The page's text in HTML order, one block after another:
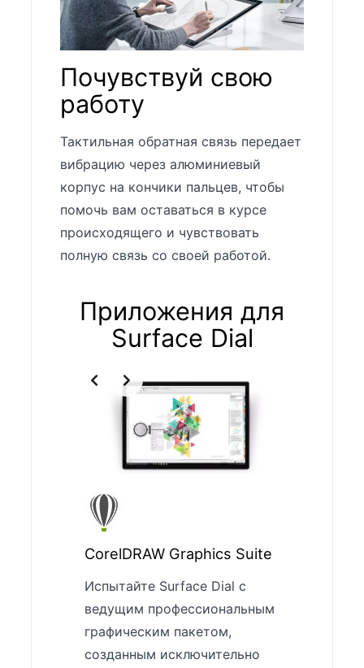
Почувствуй свою
работу
Тактильная обратная связь передает
вибрацию через алюминиевый
корпус на кончики пальцев, чтобы
помочь вам оставаться в курсе
происходящего и чувствовать
полную связь со своей работой.
Приложения для
Surface Dial
CorelDRAW Graphics Suite
Испытайте Surface Dial с
ведущим профессиональным
графическим пакетом,
созданным исключительно